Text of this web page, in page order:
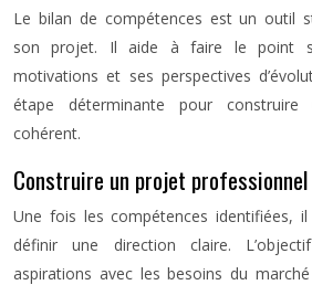
Le bilan de compétences est un outil
son projet. Il aide à faire le point
motivations et ses perspectives
étape déterminante pour
cohérent.
Construire un projet
Une fois les compétences identifiées,
définir une direction claire.
aspirations avec les besoins du